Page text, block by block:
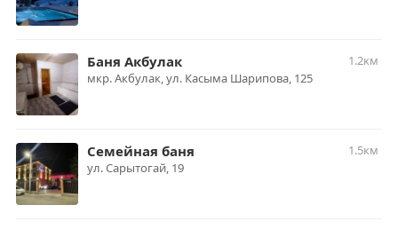
Баня Акбулак
1.2км
мкр. Акбулак, ​ул. Касыма Шарипова, 125
Семейная баня
1.5км
ул. Сарытогай, 19